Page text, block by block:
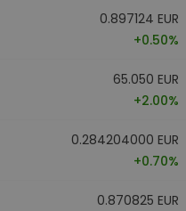
0.897124 EUR
+0.50%
65.050 EUR
+2.00%
0.284204000 EUR
+0.70%
0.870825 EUR